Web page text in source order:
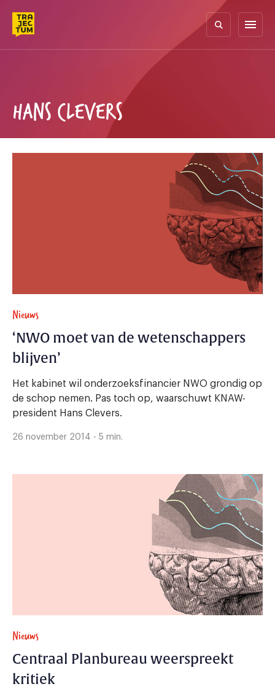
content
menu
HANS CLEVERS
Nieuws
‘NWO moet van de wetenschappers
blijven’
Het kabinet wil onderzoeksfinancier NWO grondig op
de schop nemen. Pas toch op, waarschuwt KNAW-
president Hans Clevers.
26 november 2014 - 5 min.
Nieuws
Centraal Planbureau weerspreekt
kritiek